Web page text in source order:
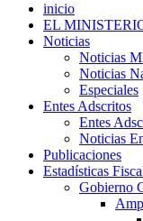
inicio
EL
Noticias
Noticias
Noticias
Especiales
Entes Adscritos
Entes
Noticias
Publicaciones
Estadísticas
Gobierno